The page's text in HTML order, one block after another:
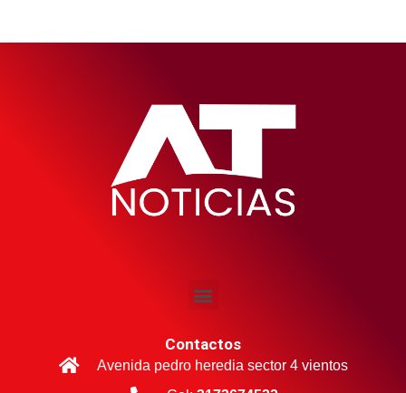
Contactos
Avenida pedro heredia sector 4 vientos